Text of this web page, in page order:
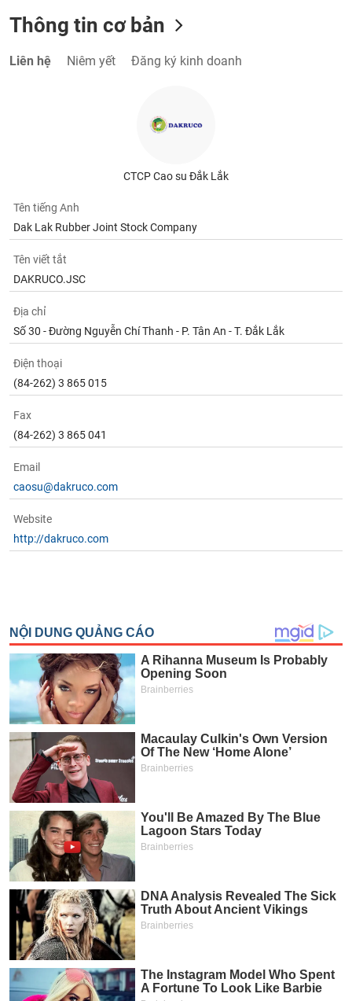
Thông tin cơ bản
Liên hệ Niêm yết Đăng ký kinh doanh
CTCP Cao su Đắk Lắk
Tên tiếng Anh
Dak Lak Rubber Joint Stock Company
Tên viết tắt
DAKRUCO.JSC
Địa chỉ
Số 30 - Đường Nguyễn Chí Thanh - P. Tân An - T. Đắk Lắk
Điện thoại
(84-262) 3 865 015
Fax
(84-262) 3 865 041
Email
caosu@dakruco.com
Website
http://dakruco.com